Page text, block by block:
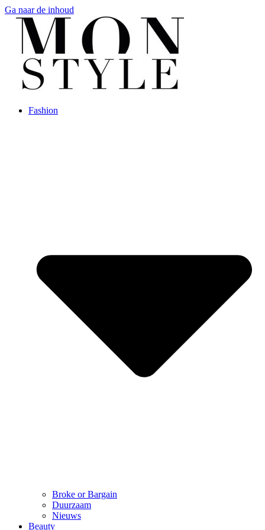
Ga naar de inhoud
Fashion
Broke or Bargain
Duurzaam
Nieuws
Beauty